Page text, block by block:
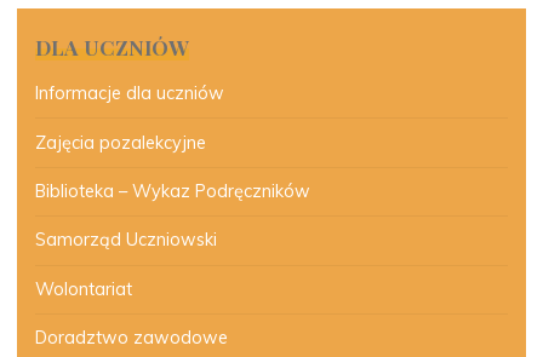
DLA UCZNIÓW
Informacje dla uczniów
Zajęcia pozalekcyjne
Biblioteka – Wykaz Podręczników
Samorząd Uczniowski
Wolontariat
Doradztwo zawodowe